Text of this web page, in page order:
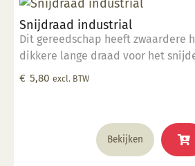
Snijdraad industrial
Dit gereedschap heeft zwaardere
dikkere lange draad voor het
grote kleimassa's. komt in een
€ 5,80 excl. BTW
Bekijken